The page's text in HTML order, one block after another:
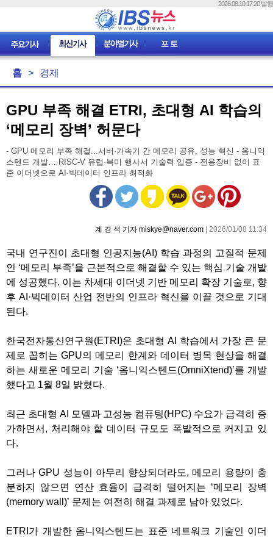
2026.08.10 17:20 발행
홈 > 경제
GPU 부족 해결 ETRI, 초대형 AI 학습의
‘메모리 장벽’ 허문다
- GPU 메모리 부족 해결...서버·가속기 간 메모리 공유, 성능 혁신 - 옴니익
스텐드 개발… RISC-V 유럽·북미 행사서 기술력 입증 - 전용장비 없이 표
준 이더넷으로 AI·빅데이터 인프라 최적화
계 경 석 기자 miskye@naver.com | 2026/01/08 11:34
국내 연구진이 초대형 인공지능(AI) 학습 과정의 고질적 문제
인 ‘메모리 부족’을 근본적으로 해결할 수 있는 핵심 기술 개발
에 성공했다. 이는 차세대 이더넷 기반 메모리 확장 기술로, 향
후 AI·빅데이터 산업 전반의 인프라 혁신을 이끌 것으로 기대
된다.
한국전자통신연구원(ETRI)은 초대형 AI 학습에서 가장 큰 문
제로 꼽히는 GPU의 메모리 한계와 데이터 병목 현상을 해결
하는 새로운 메모리 기술 ‘옴니익스텐드(OmniXtend)’를 개발
했다고 1월 8일 밝혔다.
최근 초대형 AI 모델과 고성능 컴퓨팅(HPC) 수요가 급격히 증
가하면서, 처리해야 할 데이터 규모도 폭발적으로 커지고 있
다.
그러나 GPU 성능이 아무리 향상되더라도, 메모리 용량이 충
분하지 않으면 연산 효율이 급격히 떨어지는 ‘메모리 장벽
(memory wall)’ 문제는 여전히 해결 과제로 남아 있었다.
ETRI가 개발한 옴니익스텐드는 표준 네트워크 기술인 이더